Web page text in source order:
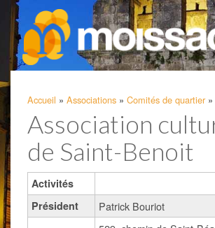
Accueil » Associations » Comités de quartier »
Association
de Saint-Benoit
Activités
Président
Patrick Bouriot